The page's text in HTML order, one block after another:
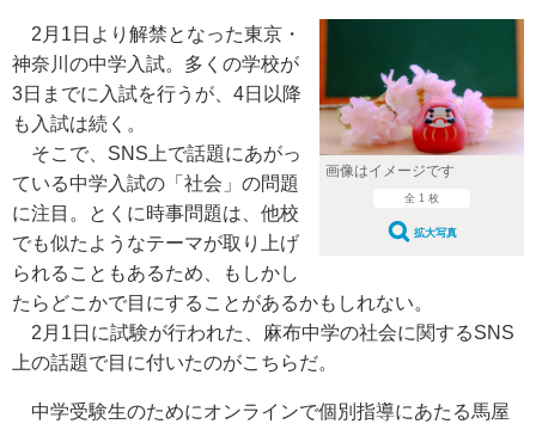
画像はイメージです
全 1 枚
拡大写真
2月1日より解禁となった東京・
神奈川の中学入試。多くの学校が
3日までに入試を行うが、4日以降
も入試は続く。
そこで、SNS上で話題にあがっ
ている中学入試の「社会」の問題
に注目。とくに時事問題は、他校
でも似たようなテーマが取り上げ
られることもあるため、もしかし
たらどこかで目にすることがあるかもしれない。
2月1日に試験が行われた、麻布中学の社会に関するSNS
上の話題で目に付いたのがこちらだ。
中学受験生のためにオンラインで個別指導にあたる馬屋